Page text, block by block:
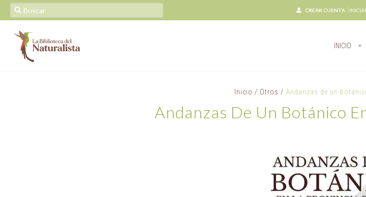
CREAR CUENTA
INICIO
Inicio / Otros / Andanzas de un
Andanzas De Un Botánico